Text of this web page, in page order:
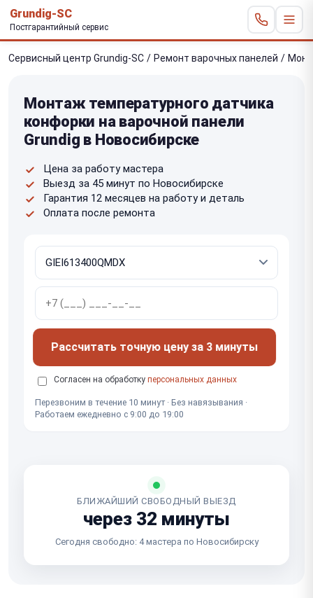
Grundig-SC
Постгарантийный сервис
Сервисный центр Grundig-SC / Ремонт варочных панелей /
Монтаж температурного датчика
конфорки на варочной панели
Grundig в Новосибирске
Цена за работу мастера
Выезд за 45 минут по Новосибирске
Гарантия 12 месяцев на работу и деталь
Оплата после ремонта
Рассчитать точную цену за 3 минуты
Согласен на обработку персональных данных
Перезвоним в течение 10 минут · Без навязывания ·
Работаем ежедневно с 9:00 до 19:00
БЛИЖАЙШИЙ СВОБОДНЫЙ ВЫЕЗД
через 32 минуты
Сегодня свободно: 4 мастера по Новосибирску